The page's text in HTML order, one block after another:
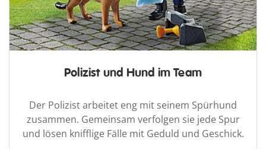
Polizist und Hund im Team
Der Polizist arbeitet eng mit seinem Spürhund
zusammen. Gemeinsam verfolgen sie jede Spur
und lösen knifflige Fälle mit Geduld und Geschick.